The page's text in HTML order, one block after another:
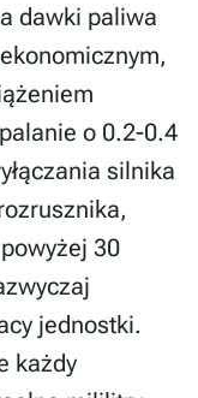
dawki paliwa
o 0.2-0.4
silnika
30
jednostki.
każdy